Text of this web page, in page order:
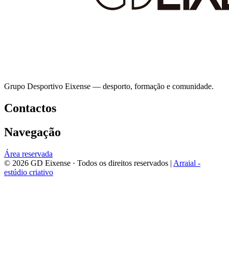
Grupo Desportivo Eixense — desporto, formação e comunidade.
Contactos
Navegação
Área reservada
© 2026 GD Eixense · Todos os direitos reservados | Arraial -
estúdio criativo